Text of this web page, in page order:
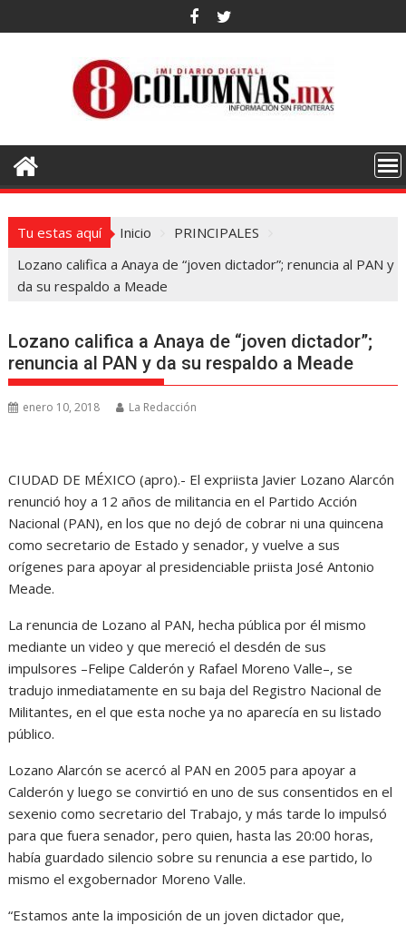
al
Tu estas aquí Inicio
PRINCIPALES
Lozano califica a Anaya de “joven dictador”; renuncia al PAN y
da su respaldo a Meade
Lozano califica a Anaya de “joven dictador”;
renuncia al PAN y da su respaldo a Meade
enero 10, 2018 La Redacción
CIUDAD DE MÉXICO (apro).- El expriista Javier Lozano Alarcón
renunció hoy a 12 años de militancia en el Partido Acción
Nacional (PAN), en los que no dejó de cobrar ni una quincena
como secretario de Estado y senador, y vuelve a sus
orígenes para apoyar al presidenciable priista José Antonio
Meade.
La renuncia de Lozano al PAN, hecha pública por él mismo
mediante un video y que mereció el desdén de sus
impulsores –Felipe Calderón y Rafael Moreno Valle–, se
tradujo inmediatamente en su baja del Registro Nacional de
Militantes, en el que esta noche ya no aparecía en su listado
público.
Lozano Alarcón se acercó al PAN en 2005 para apoyar a
Calderón y luego se convirtió en uno de sus consentidos en el
sexenio como secretario del Trabajo, y más tarde lo impulsó
para que fuera senador, pero quien, hasta las 20:00 horas,
había guardado silencio sobre su renuncia a ese partido, lo
mismo el exgobernador Moreno Valle.
“Estamos ante la imposición de un joven dictador que,